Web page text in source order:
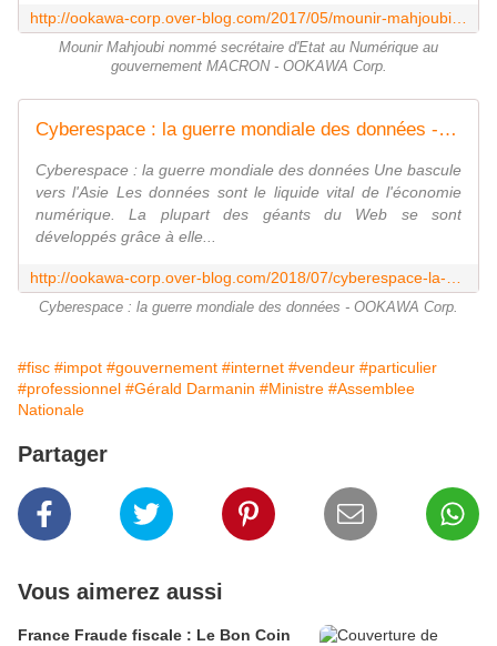
Mounir Mahjoubi nommé secrétaire d'Etat au Numérique au
gouvernement MACRON - OOKAWA Corp.
Cyberespace : la guerre mondiale des données - OOKAWA Corp.
Cyberespace : la guerre mondiale des données Une bascule
vers l'Asie Les données sont le liquide vital de l'économie
numérique. La plupart des géants du Web se sont
développés grâce à elle...
Cyberespace : la guerre mondiale des données - OOKAWA Corp.
#fisc #impot #gouvernement #internet #vendeur #particulier
#professionnel #Gérald Darmanin #Ministre #Assemblee
Nationale
Partager
Vous aimerez aussi
France Fraude fiscale : Le Bon Coin